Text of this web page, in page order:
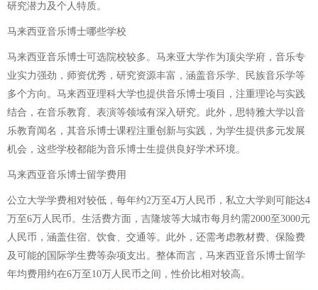
研究潜力及个人特质。
马来西亚音乐博士哪些学校
马来西亚音乐博士可选院校较多。马来亚大学作为顶尖学府，音乐专
业实力强劲，师资优秀，研究资源丰富，涵盖音乐学、民族音乐学等
多个方向。马来西亚理科大学也提供音乐博士项目，注重理论与实践
结合，在音乐教育、表演等领域有深入研究。此外，思特雅大学以音
乐教育闻名，其音乐博士课程注重创新与实践，为学生提供多元发展
机会，这些学校都能为音乐博士生提供良好学术环境。
马来西亚音乐博士留学费用
公立大学学费相对较低，每年约2万至4万人民币，私立大学则可能达4
万至6万人民币。生活费方面，吉隆坡等大城市每月约需2000至3000元
人民币，涵盖住宿、饮食、交通等。此外，还需考虑教材费、保险费
及可能的国际学生费等杂项支出。整体而言，马来西亚音乐博士留学
年均费用约在6万至10万人民币之间，性价比相对较高。